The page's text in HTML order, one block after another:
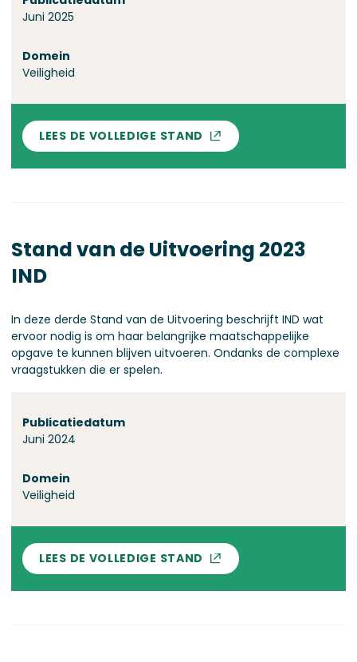
Juni 2025
Domein
Veiligheid
LEES DE VOLLEDIGE STAND
Stand van de Uitvoering 2023
IND
In deze derde Stand van de Uitvoering beschrijft IND wat
ervoor nodig is om haar belangrijke maatschappelijke
opgave te kunnen blijven uitvoeren. Ondanks de complexe
vraagstukken die er spelen.
Publicatiedatum
Juni 2024
Domein
Veiligheid
LEES DE VOLLEDIGE STAND